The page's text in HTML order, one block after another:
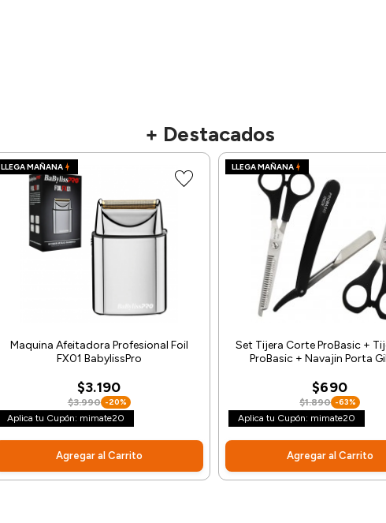
+ Destacados
LLEGA MAÑANA
Maquina Afeitadora Profesional Foil
FX01 BabylissPro
$3.190
$3.990 -20%
Aplica tu Cupón: mimate20
Agregar al Carrito
LLEGA MAÑANA
Set Tijera Corte ProBasic +
ProBasic + Navajin Porta
$690
$1.890 -63%
Aplica tu Cupón: mimate20
Agregar al Carrito